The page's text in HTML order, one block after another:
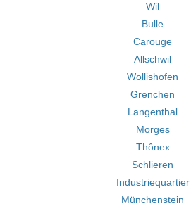
Wil
Bulle
Carouge
Allschwil
Wollishofen
Grenchen
Langenthal
Morges
Thônex
Schlieren
Industriequartier
Münchenstein